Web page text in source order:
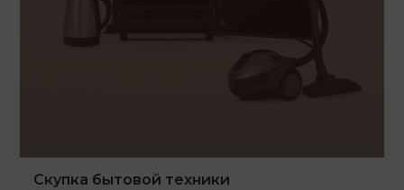
Скупка бытовой техники